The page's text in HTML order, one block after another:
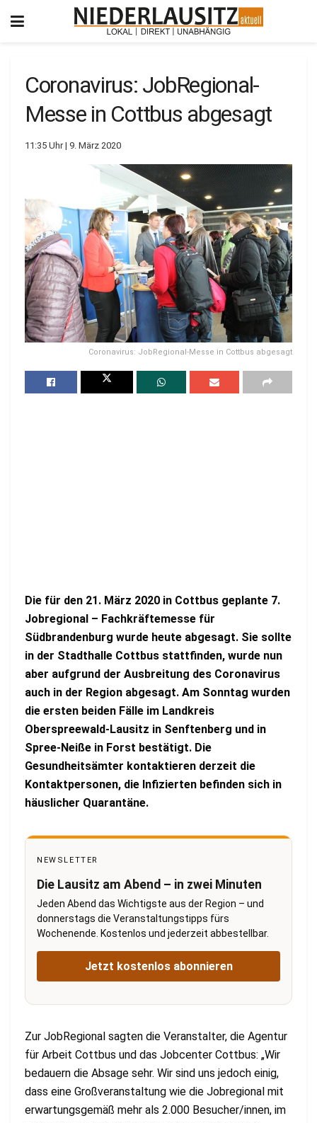
Coronavirus: JobRegional-
Messe in Cottbus abgesagt
11:35 Uhr | 9. März 2020
Coronavirus: JobRegional-Messe in Cottbus abgesagt
Die für den 21. März 2020 in Cottbus geplante 7.
Jobregional – Fachkräftemesse für
Südbrandenburg wurde heute abgesagt. Sie sollte
in der Stadthalle Cottbus stattfinden, wurde nun
aber aufgrund der Ausbreitung des Coronavirus
auch in der Region abgesagt. Am Sonntag wurden
die ersten beiden Fälle im Landkreis
Oberspreewald-Lausitz in Senftenberg und in
Spree-Neiße in Forst bestätigt. Die
Gesundheitsämter kontaktieren derzeit die
Kontaktpersonen, die Infizierten befinden sich in
häuslicher Quarantäne.
NEWSLETTER
Die Lausitz am Abend – in zwei Minuten
Jeden Abend das Wichtigste aus der Region – und
donnerstags die Veranstaltungstipps fürs
Wochenende. Kostenlos und jederzeit abbestellbar.
Jetzt kostenlos abonnieren
Zur JobRegional sagten die Veranstalter, die Agentur
für Arbeit Cottbus und das Jobcenter Cottbus: „Wir
bedauern die Absage sehr. Wir sind uns jedoch einig,
dass eine Großveranstaltung wie die Jobregional mit
erwartungsgemäß mehr als 2.000 Besucher/innen, im